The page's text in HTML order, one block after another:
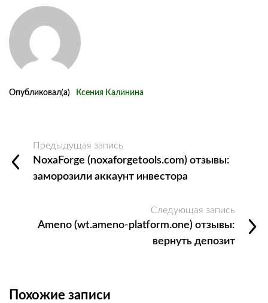
Опубликовал(а) Ксения Калинина
Предыдущая запись
NoxaForge (noxaforgetools.com) отзывы:
заморозили аккаунт инвестора
Следующая запись
Ameno (wt.ameno-platform.one) отзывы:
вернуть депозит
Похожие записи